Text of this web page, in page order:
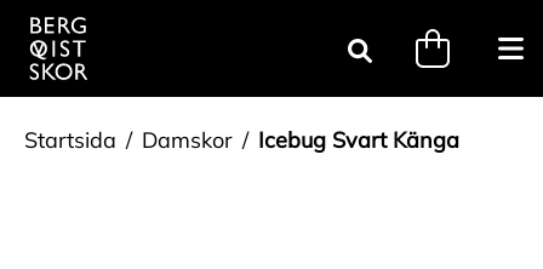
Sök
Startsida Damskor Icebug Svart Känga